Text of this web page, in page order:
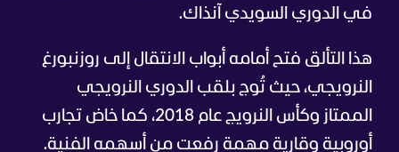
في الدوري السويدي آنذاك.
هذا التألق فتح أمامه أبواب الانتقال إلى روزنبورغ
النرويجي، حيث تُوج بلقب الدوري النرويجي
الممتاز وكأس النرويج عام 2018، كما خاض تجارب
أوروبية وقارية مهمة رفعت من أسهمه الفنية.